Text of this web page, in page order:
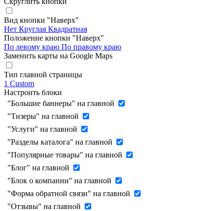
Вид кнопки "Наверх"
Нет Круглая Квадратная
Положение кнопки "Наверх"
По левому краю По правому краю
Заменить карты на Google Maps
Тип главной страницы
1 Custom
Настроить блоки
"Большие баннеры" на главной
"Тизеры" на главной
"Услуги" на главной
"Разделы каталога" на главной
"Популярные товары" на главной
"Блог" на главной
"Блок о компании" на главной
"Форма обратной связи" на главной
"Отзывы" на главной